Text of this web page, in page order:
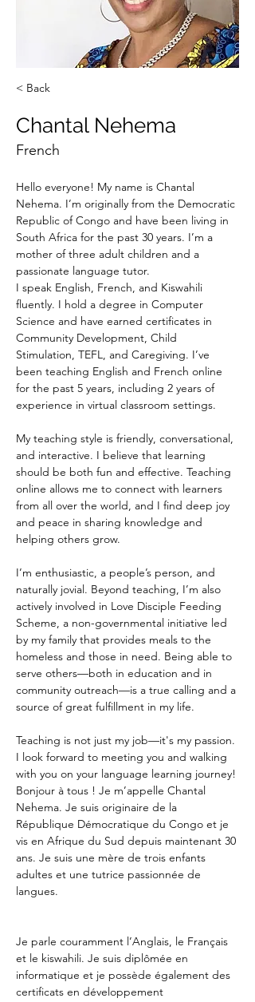
< Back
Chantal Nehema
French
Hello everyone! My name is Chantal
Nehema. I’m originally from the Democratic
Republic of Congo and have been living in
South Africa for the past 30 years. I’m a
mother of three adult children and a
passionate language tutor.
I speak English, French, and Kiswahili
fluently. I hold a degree in Computer
Science and have earned certificates in
Community Development, Child
Stimulation, TEFL, and Caregiving. I’ve
been teaching English and French online
for the past 5 years, including 2 years of
experience in virtual classroom settings.
My teaching style is friendly, conversational,
and interactive. I believe that learning
should be both fun and effective. Teaching
online allows me to connect with learners
from all over the world, and I find deep joy
and peace in sharing knowledge and
helping others grow.
I’m enthusiastic, a people’s person, and
naturally jovial. Beyond teaching, I’m also
actively involved in Love Disciple Feeding
Scheme, a non-governmental initiative led
by my family that provides meals to the
homeless and those in need. Being able to
serve others—both in education and in
community outreach—is a true calling and a
source of great fulfillment in my life.
Teaching is not just my job—it's my passion.
I look forward to meeting you and walking
with you on your language learning journey!
Bonjour à tous ! Je m’appelle Chantal
Nehema. Je suis originaire de la
République Démocratique du Congo et je
vis en Afrique du Sud depuis maintenant 30
ans. Je suis une mère de trois enfants
adultes et une tutrice passionnée de
langues.
Je parle couramment l’Anglais, le Français
et le kiswahili. Je suis diplômée en
informatique et je possède également des
certificats en développement